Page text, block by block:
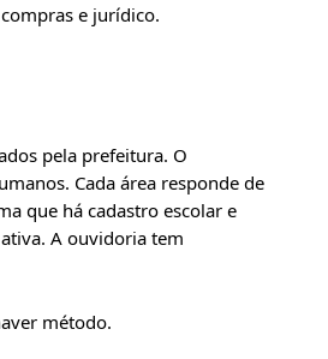
e jurídico.
pela prefeitura. O
Cada área responde de
que há cadastro escolar e
A ouvidoria tem
método.